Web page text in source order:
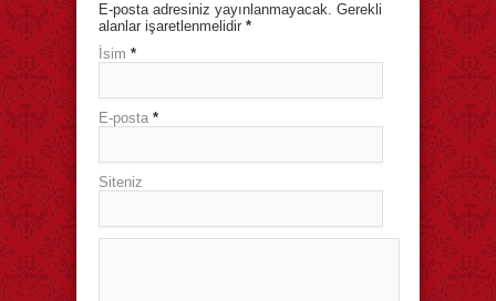
E-posta adresiniz yayınlanmayacak. Gerekli
alanlar işaretlenmelidir *
İsim *
E-posta *
Siteniz